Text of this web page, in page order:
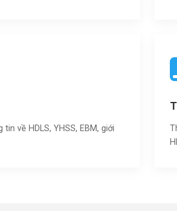
về HDLS, YHSS, EBM, giới